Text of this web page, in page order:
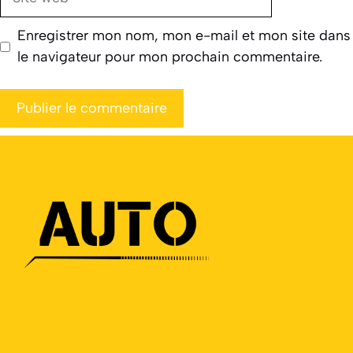
Enregistrer mon nom, mon e-mail et mon site dans
le navigateur pour mon prochain commentaire.